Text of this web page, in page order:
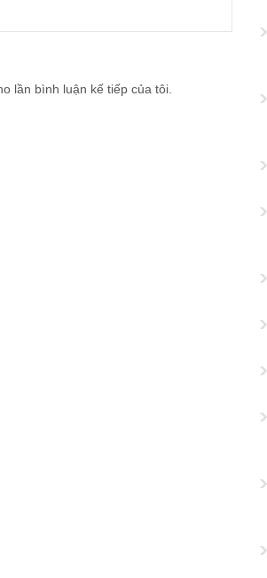
lần bình luận kế tiếp của tôi.